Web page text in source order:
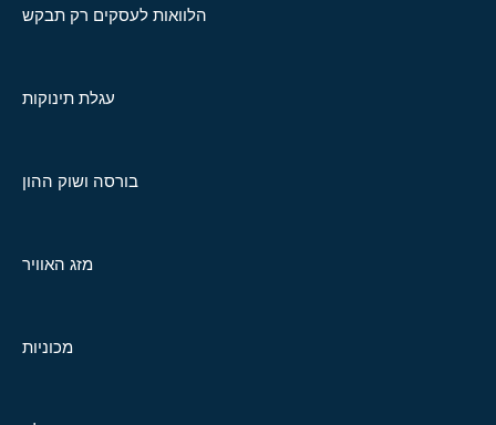
הלוואות לעסקים רק תבקש
עגלת תינוקות
בורסה ושוק ההון
מזג האוויר
מכוניות